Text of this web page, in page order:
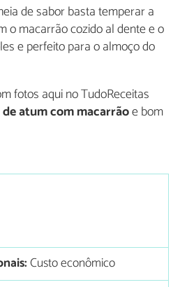
de sabor basta temperar a
o macarrão cozido al dente e o
e perfeito para o almoço do
fotos aqui no TudoReceitas
atum com macarrãoe bom
Custo econômico